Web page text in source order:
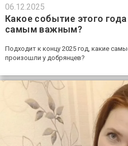
06.12.2025
Какое событие этого
самым важным?
Подходит к концу 2025 год, какие
произошли у добрянцев?